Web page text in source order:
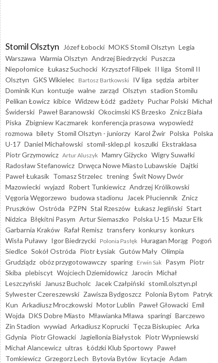
Stomil Olsztyn Józef Łobocki MOKS Stomil Olsztyn Legia
Warszawa Warmia Olsztyn Andrzej Biedrzycki Puszcza
Niepołomice Łukasz Suchocki Krzysztof Filipek II liga Stomil II
Olsztyn GKS Wikielec Bartosz Bartkowski IV liga sędzia arbiter
Dominik Kun kontuzje walne zarząd Olsztyn stadion Stomilu
Pelikan Łowicz kibice Widzew Łódź gadżety Puchar Polski Michał
Świderski Paweł Baranowski Okocimski KS Brzesko Znicz Biała
Piska Zbigniew Kaczmarek konferencja prasowa wypowiedź
rozmowa bilety Stomil Olsztyn - juniorzy Karol Żwir Polska Polska
U-17 Daniel Michałowski stomil-sklep.pl koszulki Ekstraklasa
Piotr Grzymowicz Artur Aluszyk Mamry Giżycko Wigry Suwałki
Radosław Stefanowicz Drwęca Nowe Miasto Lubawskie Dajtki
Paweł Łukasik Tomasz Strzelec trening Świt Nowy Dwór
Mazowiecki wyjazd Robert Tunkiewicz Andrzej Królikowski
Vęgoria Węgorzewo budowa stadionu Jacek Płuciennik Znicz
Pruszków Ostróda PZPN Stal Rzeszów Łukasz Jegliński Start
Nidzica Błękitni Pasym Artur Siemaszko Polska U-15 Mazur Ełk
Garbarnia Kraków Rafał Remisz transfery konkursy konkurs
Wisła Puławy Igor Biedrzycki Polonia Pasłęk Huragan Morąg Pogoń
Siedlce Sokół Ostróda Piotr Łysiak Gutów Mały Olimpia
Grudziądz obóz przygotowawczy sparing Erwin Sak Pasym Piotr
Skiba plebiscyt Wojciech Dziemidowicz Jarocin Michał
Leszczyński
Janusz Bucholc Jacek Czałpiński stomil.olsztyn.pl
Sylwester Czereszewski Zawisza Bydgoszcz Polonia Bytom Patryk
Kun Arkadiusz Mroczkowski Motor Lublin Paweł Głowacki Emil
Wojda DKS Dobre Miasto Mławianka Mława sparingi Barczewo
Zin Stadion wywiad Arkadiusz Koprucki Tęcza Biskupiec Arka
Gdynia Piotr Głowacki Jagiellonia Białystok Piotr Wypniewski
Michał Alancewicz ultras Łódzki Klub Sportowy Paweł
Tomkiewicz Grzegorz Lech Bytovia Bytów licytacje Adam